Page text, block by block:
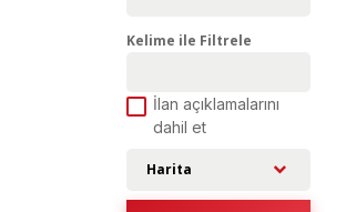
Kelime ile Filtrele
İlan açıklamalarını
dahil et
Harita